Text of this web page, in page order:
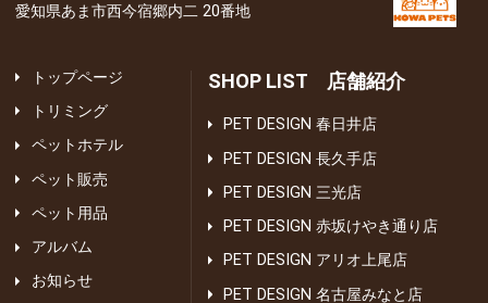
愛知県あま市西今宿郷内二 20番地
トップページ
トリミング
ペットホテル
ペット販売
ペット用品
アルバム
お知らせ
SHOP LIST 店舗紹介
PET DESIGN 春日井店
PET DESIGN 長久手店
PET DESIGN 三光店
PET DESIGN 赤坂けやき通り店
PET DESIGN アリオ上尾店
PET DESIGN 名古屋みなと店